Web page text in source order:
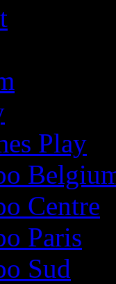
Play
Centre
Paris
Sud